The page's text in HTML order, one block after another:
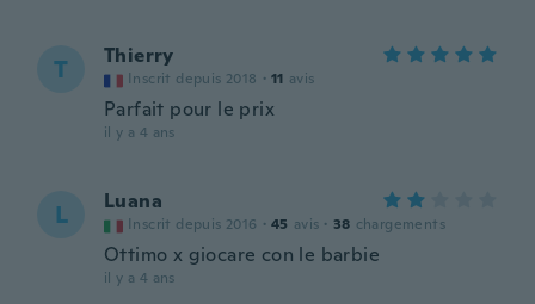
T Thierry
Inscrit depuis 2018 · 11 avis
Parfait pour le prix
il y a 4 ans
L Luana
Inscrit depuis 2016 · 45 avis · 38 chargements
Ottimo x giocare con le barbie
il y a 4 ans